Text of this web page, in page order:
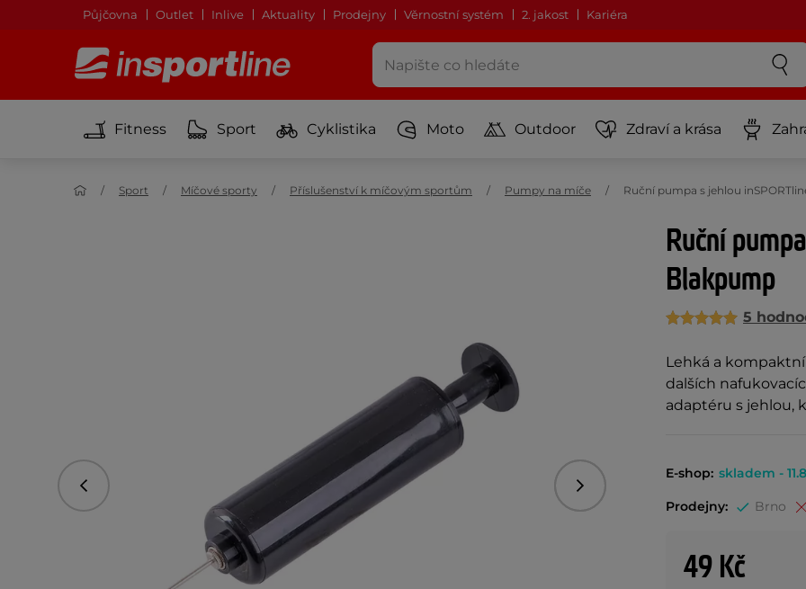
Půjčovna Outlet Inlive Aktuality Prodejny Věrnostní systém 2. jakost Kariéra
Fitness Sport Cyklistika Moto Outdoor Zdraví a krása
Sport Míčové sporty Příslušenství k míčovým sportům Pumpy na míče Ruční pumpa s jehlou
Ruční
Blakpump
5
Lehká a
dalších
adaptéru s jehlou,
Předchozí Následující
E-shop: skladem -
Prodejny: Brno
49 Kč